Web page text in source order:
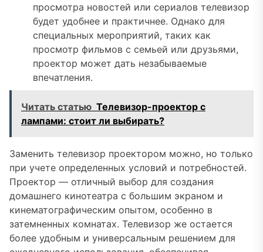
просмотра новостей или сериалов телевизор
будет удобнее и практичнее. Однако для
специальных мероприятий, таких как
просмотр фильмов с семьей или друзьями,
проектор может дать незабываемые
впечатления.
Читать статью Телевизор-проектор с
лампами: стоит ли выбирать?
Заменить телевизор проектором можно, но только
при учете определенных условий и потребностей.
Проектор — отличный выбор для создания
домашнего кинотеатра с большим экраном и
кинематографическим опытом, особенно в
затемненных комнатах. Телевизор же остается
более удобным и универсальным решением для